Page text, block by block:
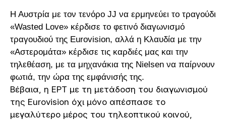
Η Αυστρία με τον τενόρο JJ να ερμηνεύει το τραγούδι
«Wasted Love» κέρδισε το φετινό διαγωνισμό
τραγουδιού της Eurovision, αλλά η Κλαυδία με την
«Αστερομάτα» κέρδισε τις καρδιές μας και την
τηλεθέαση, με τα μηχανάκια της Nielsen να παίρνουν
φωτιά, την ώρα της εμφάνισής της.
Βέβαια, η ΕΡΤ με τη μετάδοση του διαγωνισμού
της Eurovision όχι μόνο απέσπασε το
μεγαλύτερο μέρος του τηλεοπτικού κοινού,